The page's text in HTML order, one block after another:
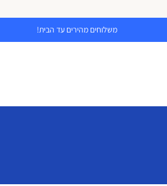
משלוחים מהירים עד הבית!